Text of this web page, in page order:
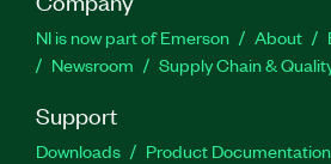
NI is now part of Emerson About
Newsroom
Supply Chain &
Support
Downloads Product Documentation